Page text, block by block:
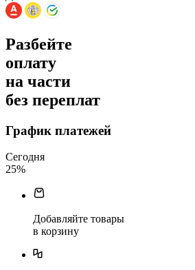
Разбейте
оплату
на части
без переплат
График платежей
Сегодня
25%
Добавляйте товары
в корзину